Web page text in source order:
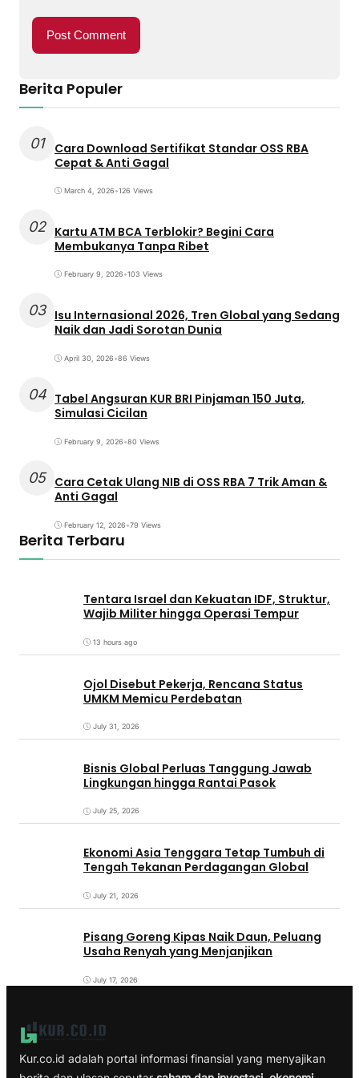
Berita Populer
01
Cara Download Sertifikat Standar OSS RBA
Cepat & Anti Gagal
March 4, 2026•126 Views
02 Kartu ATM BCA Terblokir? Begini Cara
Membukanya Tanpa Ribet
February 9, 2026•103 Views
03 Isu Internasional 2026, Tren Global yang Sedang
Naik dan Jadi Sorotan Dunia
April 30, 2026•86 Views
04 Tabel Angsuran KUR BRI Pinjaman 150 Juta,
Simulasi Cicilan
February 9, 2026•80 Views
05 Cara Cetak Ulang NIB di OSS RBA 7 Trik Aman &
Anti Gagal
February 12, 2026•79 Views
Berita Terbaru
Tentara Israel dan Kekuatan IDF, Struktur,
Wajib Militer hingga Operasi Tempur
13 hours ago
Ojol Disebut Pekerja, Rencana Status
UMKM Memicu Perdebatan
July 31, 2026
Bisnis Global Perluas Tanggung Jawab
Lingkungan hingga Rantai Pasok
July 25, 2026
Ekonomi Asia Tenggara Tetap Tumbuh di
Tengah Tekanan Perdagangan Global
July 21, 2026
Pisang Goreng Kipas Naik Daun, Peluang
Usaha Renyah yang Menjanjikan
July 17, 2026
Kur.co.id adalah portal informasi finansial yang menyajikan